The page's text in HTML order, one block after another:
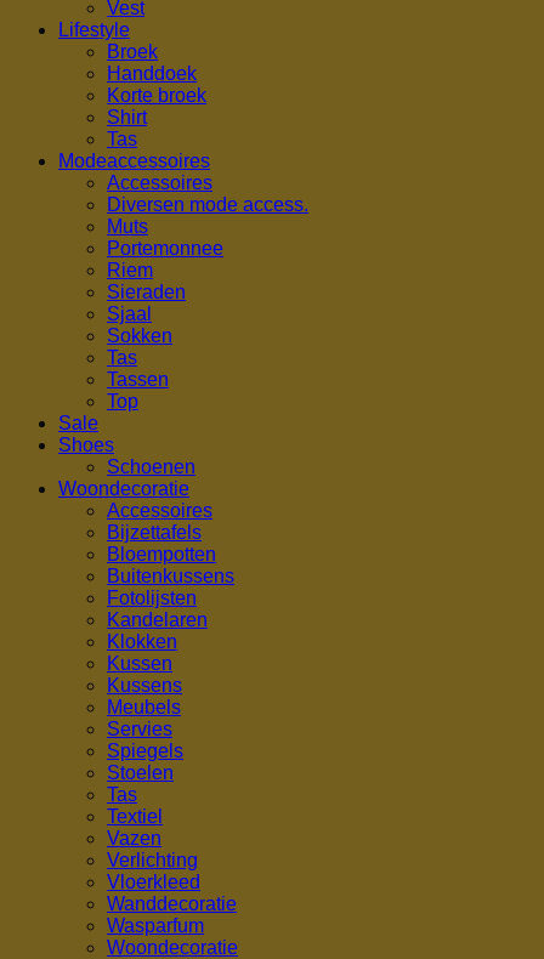
Vest
Lifestyle
Broek
Handdoek
Korte broek
Shirt
Tas
Modeaccessoires
Accessoires
Diversen mode access.
Muts
Portemonnee
Riem
Sieraden
Sjaal
Sokken
Tas
Tassen
Top
Sale
Shoes
Schoenen
Woondecoratie
Accessoires
Bijzettafels
Bloempotten
Buitenkussens
Fotolijsten
Kandelaren
Klokken
Kussen
Kussens
Meubels
Servies
Spiegels
Stoelen
Tas
Textiel
Vazen
Verlichting
Vloerkleed
Wanddecoratie
Wasparfum
Woondecoratie